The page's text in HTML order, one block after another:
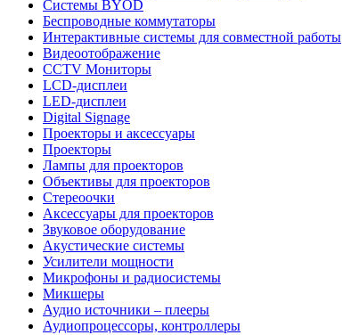
Системы BYOD
Беспроводные коммутаторы
Интерактивные системы для совместной работы
Видеоотображение
CCTV Мониторы
LCD-дисплеи
LED-дисплеи
Digital Signage
Проекторы и аксессуары
Проекторы
Лампы для проекторов
Объективы для проекторов
Стереоочки
Аксессуары для проекторов
Звуковое оборудование
Акустические системы
Усилители мощности
Микрофоны и радиосистемы
Микшеры
Аудио источники – плееры
Аудиопроцессоры, контроллеры